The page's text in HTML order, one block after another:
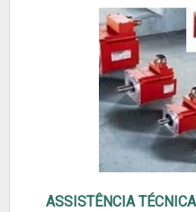
ASSISTÊNCIA